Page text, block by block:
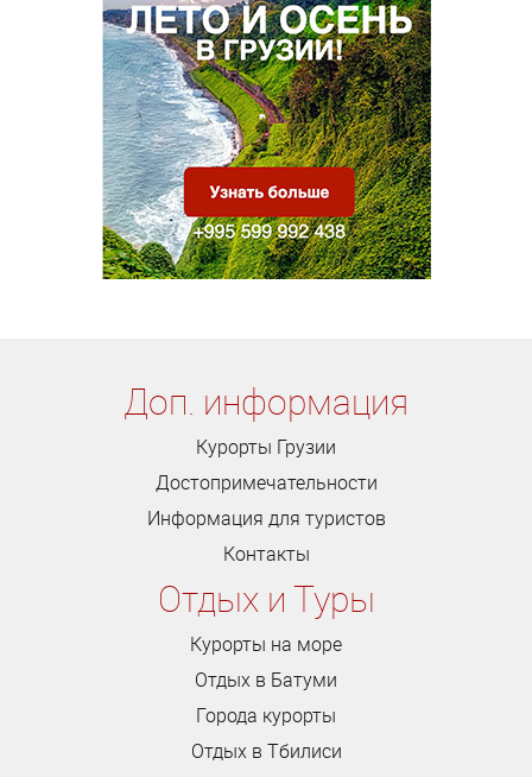
Доп. информация
Курорты Грузии
Достопримечательности
Информация для туристов
Контакты
Отдых и Туры
Курорты на море
Отдых в Батуми
Города курорты
Отдых в Тбилиси